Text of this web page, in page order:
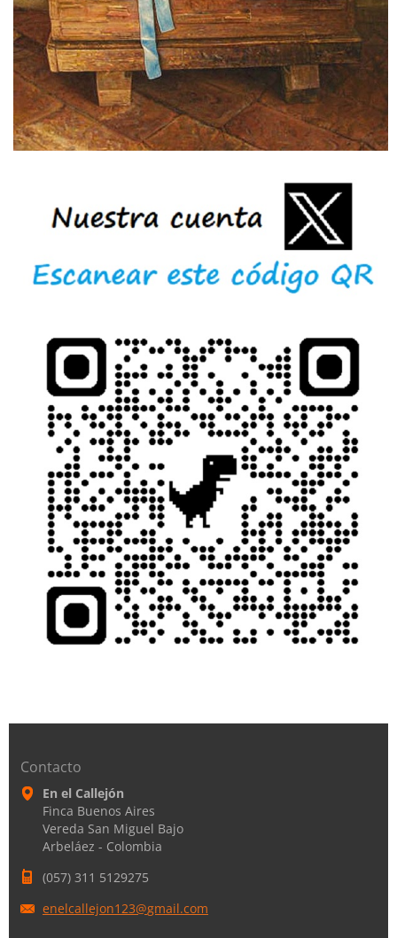
Contacto
En el Callejón
Finca Buenos Aires
Vereda San Miguel Bajo
Arbeláez - Colombia
(057) 311 5129275
enelcallejon123@gmail.com